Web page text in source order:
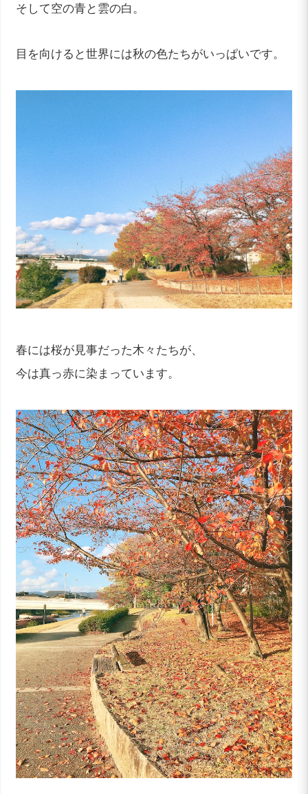
そして空の青と雲の白。
目を向けると世界には秋の色たちがいっぱいです。
春には桜が見事だった木々たちが、
今は真っ赤に染まっています。